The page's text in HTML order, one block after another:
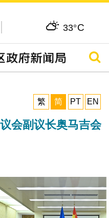
33°C
搜寻
繁
简 PT EN
会副议长奥马吉会